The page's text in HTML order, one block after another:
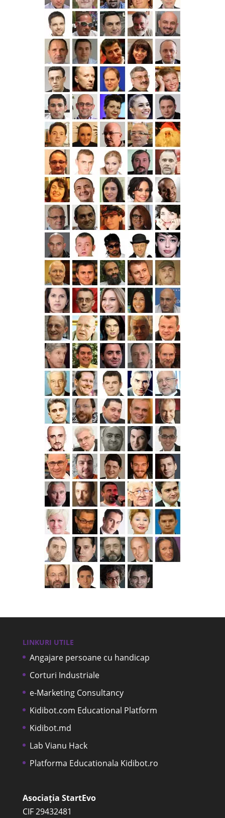
LINKURI UTILE
Angajare persoane cu handicap
Corturi Industriale
e-Marketing Consultancy
Kidibot.com Educational Platform
Kidibot.md
Lab Vianu Hack
Platforma Educationala Kidibot.ro
Asociația StartEvo
CIF 29432481